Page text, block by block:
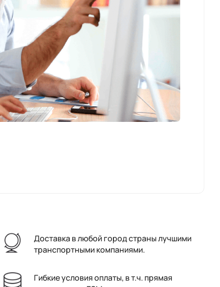
Доставка в любой город страны лучшими
транспортными компаниями.
Гибкие условия оплаты, в т.ч. прямая